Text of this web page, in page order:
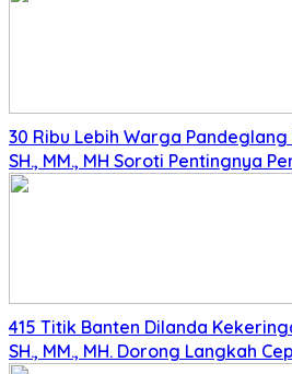
30 Ribu Lebih Warga Pandeglang
SH., MM., MH Soroti Pentingnya
415 Titik Banten Dilanda
SH., MM., MH. Dorong Langkah